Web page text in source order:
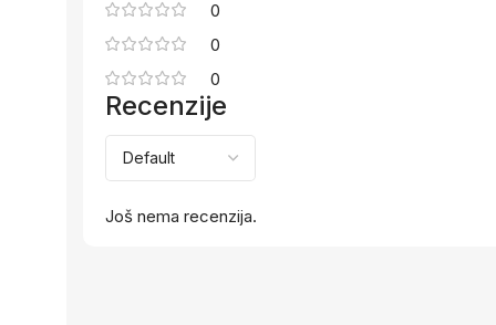
0
0
0
Recenzije
Još nema recenzija.